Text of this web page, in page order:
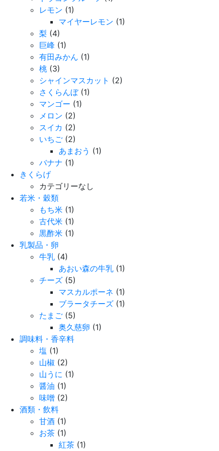
レモン (1)
マイヤーレモン (1)
梨 (4)
巨峰 (1)
有田みかん (1)
桃 (3)
シャインマスカット (2)
さくらんぼ(1)
マンゴー (1)
メロン (2)
スイカ (2)
いちご (2)
あまおう (1)
バナナ (1)
きくらげ
カテゴリーなし
若米・穀類
もち米 (1)
古代米 (1)
黒酢米 (1)
乳製品・卵
牛乳 (4)
あおい森の牛乳 (1)
チーズ (5)
マスカルポーネ (1)
ブラータチーズ (1)
たまご (5)
奥久慈卵 (1)
調味料・香辛料
塩 (1)
山椒 (2)
山うに (1)
醤油 (1)
味噌 (2)
酒類・飲料
甘酒 (1)
お茶 (1)
紅茶 (1)